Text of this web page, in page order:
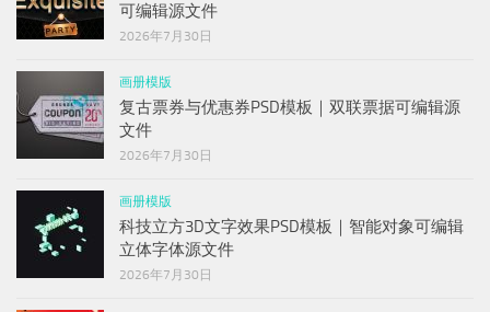
可编辑源文件
2026年7月30日
画册模版
复古票券与优惠券PSD模板｜双联票据可编辑源
文件
2026年7月30日
画册模版
科技立方3D文字效果PSD模板｜智能对象可编辑
立体字体源文件
2026年7月30日